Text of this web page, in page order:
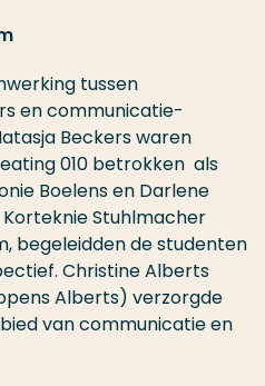
tussen
en communicatie-
Beckers waren
010 betrokken als
Boelens en Darlene
Stuhlmacher
begeleidden de studenten
Christine Alberts
Alberts) verzorgde
van communicatie en